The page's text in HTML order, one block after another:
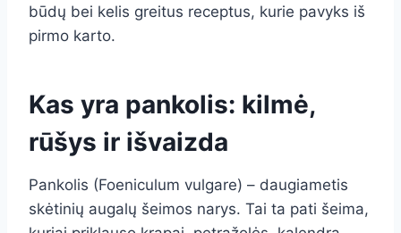
būdų bei kelis greitus receptus, kurie pavyks iš
pirmo karto.
Kas yra pankolis: kilmė,
rūšys ir išvaizda
Pankolis (Foeniculum vulgare) – daugiametis
skėtinių augalų šeimos narys. Tai ta pati šeima,